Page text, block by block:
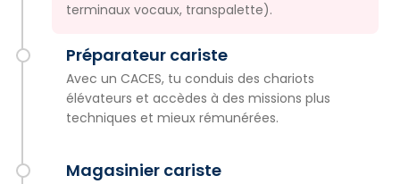
terminaux vocaux, transpalette).
Préparateur cariste
Avec un CACES, tu conduis des chariots
élévateurs et accèdes à des missions plus
techniques et mieux rémunérées.
Magasinier cariste